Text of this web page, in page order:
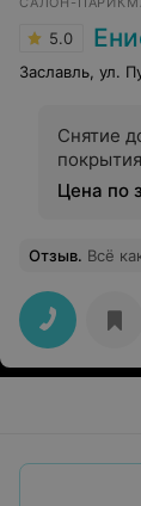
5.0
Заславль, ул.
Снятие
покрытия
Цена по
Отзыв. Всё